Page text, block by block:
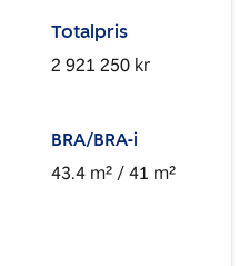
Totalpris
2 921 250 kr
BRA/BRA-i
43.4 m² / 41 m²